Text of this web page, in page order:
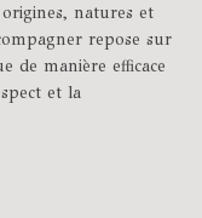
natures et
repose sur
de manière efficace
et la